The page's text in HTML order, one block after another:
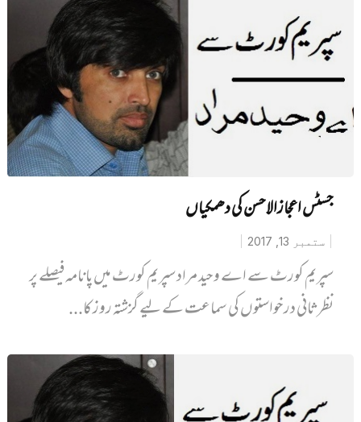
جسٹس اعجازالاحسن کی دھمکیاں
ستمبر 13, 2017
سپریم کورٹ سے اے وحید مراد سپریم کورٹ میں پانامہ فیصلے پر
نظرثانی درخواستوں کی سماعت کے لیے گزشتہ روز کا...